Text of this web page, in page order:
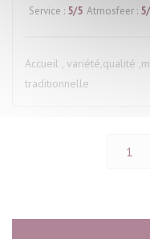
Service : 5/5 Atmosfeer : 5
Accueil , variété,qualité
traditionnelle
1